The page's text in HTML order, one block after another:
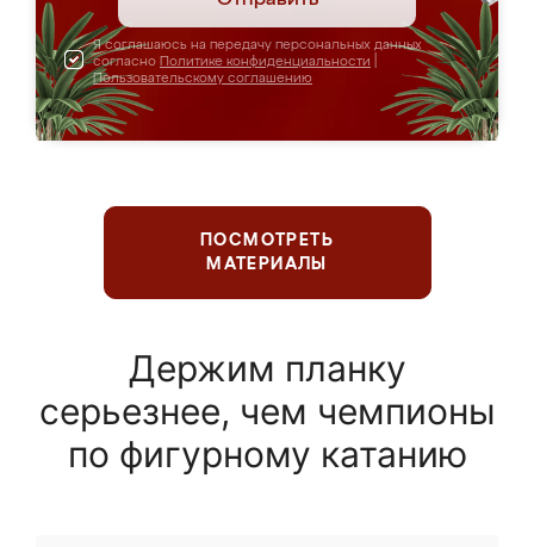
Я соглашаюсь на передачу персональных данных
согласно Политике конфиденциальности
Пользовательскому соглашению
ПОСМОТРЕТЬ
МАТЕРИАЛЫ
Держим планку
серьезнее, чем чемпионы
по фигурному катанию